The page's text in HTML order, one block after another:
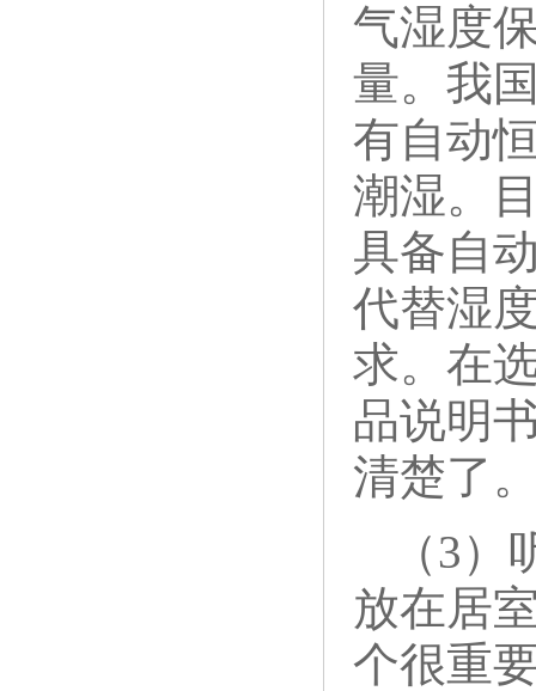
气湿度
量。我
有自动
潮湿。
具备自
代替湿
求。在
品说明
清楚了
（3
放在居
个很重